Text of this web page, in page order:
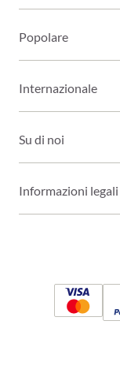
Popolare
Internazionale
Su di noi
Informazioni legali